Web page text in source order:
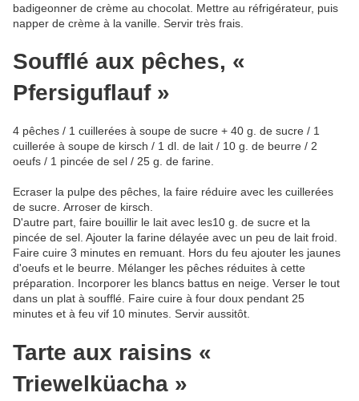
badigeonner de crème au chocolat. Mettre au réfrigérateur, puis
napper de crème à la vanille. Servir très frais.
Soufflé aux pêches, «
Pfersiguflauf »
4 pêches / 1 cuillerées à soupe de sucre + 40 g. de sucre / 1
cuillerée à soupe de kirsch / 1 dl. de lait / 10 g. de beurre / 2
oeufs / 1 pincée de sel / 25 g. de farine.
Ecraser la pulpe des pêches, la faire réduire avec les cuillerées
de sucre. Arroser de kirsch.
D'autre part, faire bouillir le lait avec les10 g. de sucre et la
pincée de sel. Ajouter la farine délayée avec un peu de lait froid.
Faire cuire 3 minutes en remuant. Hors du feu ajouter les jaunes
d'oeufs et le beurre. Mélanger les pêches réduites à cette
préparation. Incorporer les blancs battus en neige. Verser le tout
dans un plat à soufflé. Faire cuire à four doux pendant 25
minutes et à feu vif 10 minutes. Servir aussitôt.
Tarte aux raisins «
Triewelküacha »